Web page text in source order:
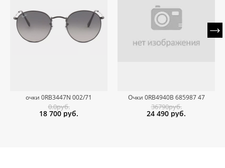
очки 0RB3447N 002/71
0.0руб.
18 700 руб.
Очки 0RB4940B 685987 47
36790руб.
24 490 руб.